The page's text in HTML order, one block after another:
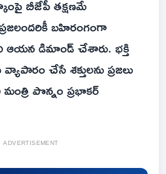
బీజేపీ తక్షణమే
బహిరంగంగా
ఆయన డిమాండ్ చేశారు. భక్తి
చేసే శక్తులను ప్రజలు
పొన్నం ప్రభాకర్
ADVERTISEMENT